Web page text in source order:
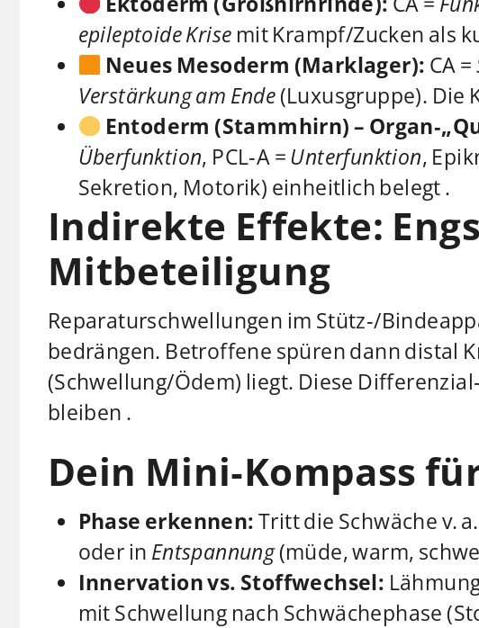
epileptoide Krise mit Krampf/Zucken als
Neues Mesoderm (Marklager): CA =
Verstärkung am Ende(Luxusgruppe). Die
Entoderm (Stammhirn) –
Überfunktion, PCL‑A =Unterfunktion,
Sekretion, Motorik) einheitlich belegt .
Indirekte Effekte:
Mitbeteiligung
Reparaturschwellungen im Stütz‑/
bedrängen. Betroffene spüren dann distal
(Schwellung/Ödem) liegt. Diese
bleiben .
Dein Mini‑Kompass
Phase erkennen:Tritt die Schwäche v.
oder in Entspannung(müde, warm,
Innervation vs. Stoffwechsel:
mit Schwellung nach Schwächephase